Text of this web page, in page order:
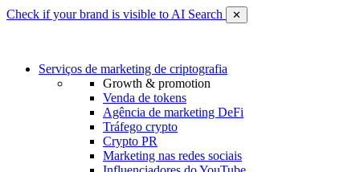
Check if your brand is visible to AI Search ✕
Serviços de marketing de criptografia
Growth & promotion
Venda de tokens
Agência de marketing DeFi
Tráfego crypto
Crypto PR
Marketing nas redes sociais